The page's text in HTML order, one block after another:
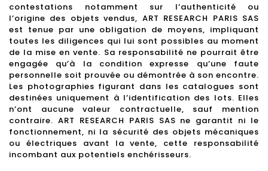
contestations notamment sur l’authenticité ou
l’origine des objets vendus, ART RESEARCH PARIS SAS
est tenue par une obligation de moyens, impliquant
toutes les diligences qui lui sont possibles au moment
de la mise en vente. Sa responsabilité ne pourrait être
engagée qu’à la condition expresse qu’une faute
personnelle soit prouvée ou démontrée à son encontre.
Les photographies figurant dans les catalogues sont
destinées uniquement à l’identification des lots. Elles
n’ont aucune valeur contractuelle, sauf mention
contraire. ART RESEARCH PARIS SAS ne garantit ni le
fonctionnement, ni la sécurité des objets mécaniques
ou électriques avant la vente, cette responsabilité
incombant aux potentiels enchérisseurs.